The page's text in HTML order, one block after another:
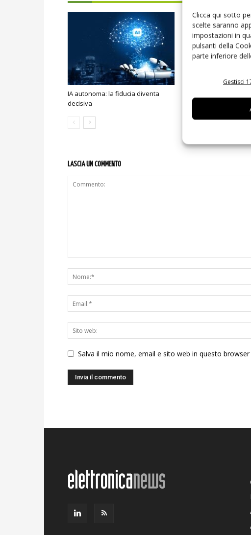
Clicca qui sotto
scelte saranno
impostazioni in
pulsanti della
parte inferiore
Gestisci
IA autonoma: la fiducia diventa
decisiva
sicurezza e
LASCIA UN COMMENTO
Salva il mio nome, email e sito web in questo